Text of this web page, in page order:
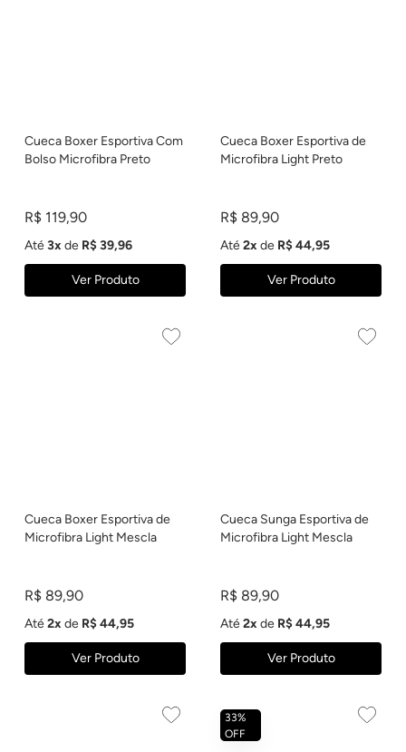
Cueca Boxer Esportiva Com
Bolso Microfibra Preto
R$ 119,90
Até3x de R$ 39,96
Ver Produto
Cueca Boxer Esportiva de
Microfibra Light Preto
R$ 89,90
Até2x de R$ 44,95
Ver Produto
Cueca Boxer Esportiva de
Microfibra Light Mescla
R$ 89,90
Até2x de R$ 44,95
Ver Produto
Cueca Sunga Esportiva de
Microfibra Light Mescla
R$ 89,90
Até2x de R$ 44,95
Ver Produto
33%
OFF